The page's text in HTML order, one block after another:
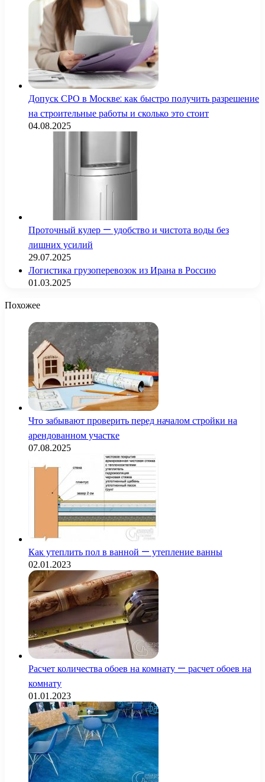
Допуск СРО в Москве: как быстро получить разрешение
на строительные работы и сколько это стоит
04.08.2025
Проточный кулер — удобство и чистота воды без
лишних усилий
29.07.2025
Логистика грузоперевозок из Ирана в Россию
01.03.2025
Похожее
Что забывают проверить перед началом стройки на
арендованном участке
07.08.2025
Как утеплить пол в ванной — утепление ванны
02.01.2023
Расчет количества обоев на комнату — расчет обоев на
комнату
01.01.2023